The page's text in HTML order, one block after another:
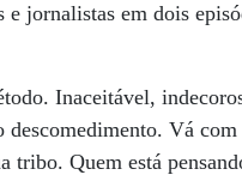
jornalistas em dois
Inaceitável,
Vá
tribo. Quem está